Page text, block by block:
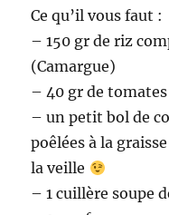
Ce qu’il vous faut :
– 150 gr de riz
(Camargue)
– 40 gr de tomates
– un petit bol de
poêlées à la
la veille
– 1 cuillère soupe